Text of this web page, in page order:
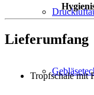
Lieferumfang
Tropfschale mit